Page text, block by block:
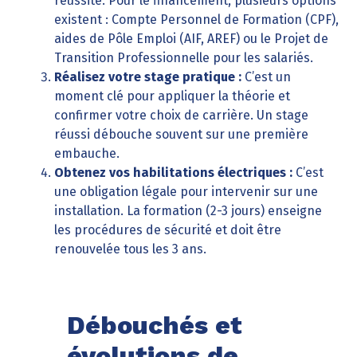
existent : Compte Personnel de Formation (CPF),
aides de Pôle Emploi (AIF, AREF) ou le Projet de
Transition Professionnelle pour les salariés.
Réalisez votre stage pratique : C’est un
moment clé pour appliquer la théorie et
confirmer votre choix de carrière. Un stage
réussi débouche souvent sur une première
embauche.
Obtenez vos habilitations électriques : C’est
une obligation légale pour intervenir sur une
installation. La formation (2-3 jours) enseigne
les procédures de sécurité et doit être
renouvelée tous les 3 ans.
Débouchés et